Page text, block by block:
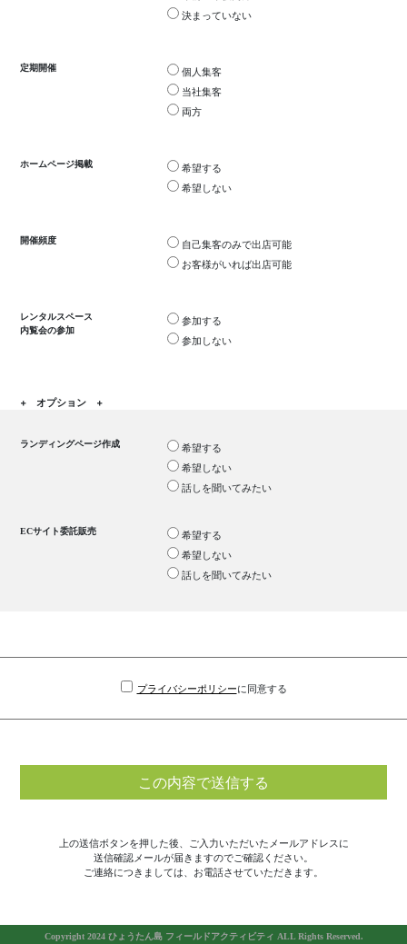
決まっていない
定期開催
個人集客
当社集客
両方
ホームページ掲載
希望する
希望しない
開催頻度
自己集客のみで出店可能
お客様がいれば出店可能
レンタルスペース
内覧会の参加
参加する
参加しない
+ オプション +
ランディングページ作成
希望する
希望しない
話しを聞いてみたい
ECサイト委託販売
希望する
希望しない
話しを聞いてみたい
プライバシーポリシーに同意する
上の送信ボタンを押した後、ご入力いただいたメールアドレスに
送信確認メールが届きますのでご確認ください。
ご連絡につきましては、お電話させていただきます。
Copyright 2024 ひょうたん島 フィールドアクティビティ ALL Rights Reserved.